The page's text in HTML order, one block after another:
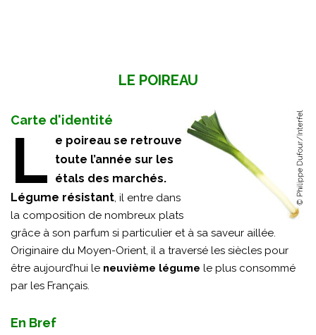
LE POIREAU
Carte d'identité
L
e poireau se retrouve
toute l’année sur les
étals des marchés.
Légume résistant, il entre dans
la composition de nombreux plats
grâce à son parfum si particulier et à sa saveur aillée.
Originaire du Moyen-Orient, il a traversé les siècles pour
être aujourd’hui le neuvième légume le plus consommé
par les Français.
En Bref